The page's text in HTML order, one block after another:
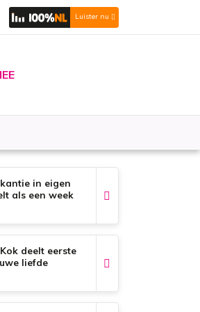
Luister nu
in eigen
als een week
Kok deelt eerste
liefde